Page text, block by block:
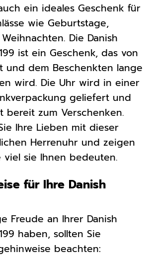
ein ideales Geschenk für
wie Geburtstage,
Die Danish
ist ein Geschenk, das von
und dem Beschenkten lange
wird. Die Uhr wird in einer
geliefert und
bereit zum Verschenken.
Ihre Lieben mit dieser
Herrenuhr und zeigen
viel sie Ihnen bedeuten.
für Ihre Danish
Freude an Ihrer Danish
haben, sollten Sie
beachten: